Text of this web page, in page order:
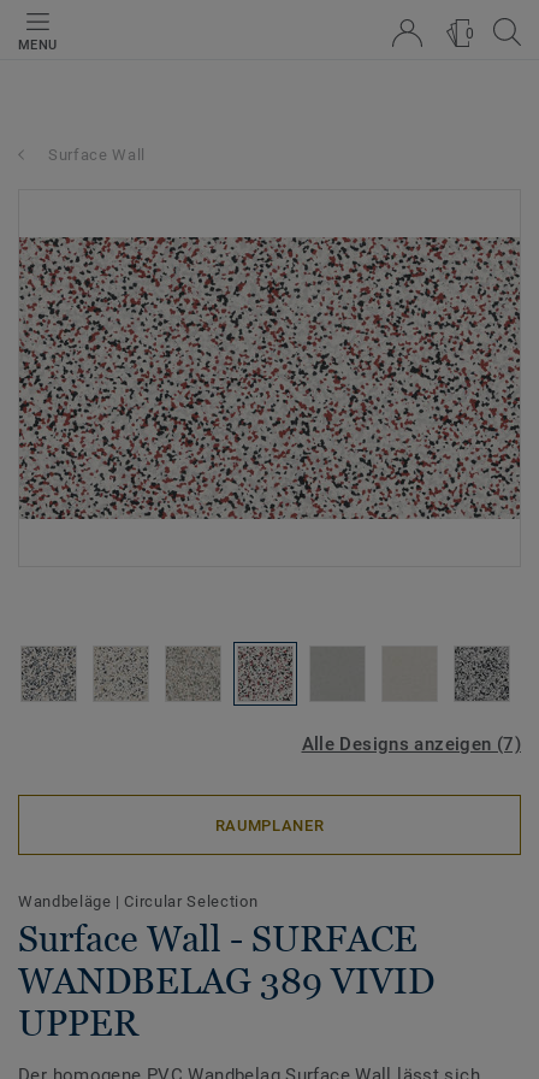
MENU
0
Surface Wall
Alle Designs anzeigen (7)
RAUMPLANER
Wandbeläge | Circular Selection
Surface Wall - SURFACE
WANDBELAG 389 VIVID
UPPER